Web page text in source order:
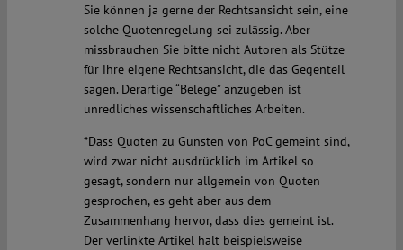
Sie können ja gerne der Rechtsansicht sein, eine
solche Quotenregelung sei zulässig. Aber
missbrauchen Sie bitte nicht Autoren als Stütze
für ihre eigene Rechtsansicht, die das Gegenteil
sagen. Derartige “Belege” anzugeben ist
unredliches wissenschaftliches Arbeiten.
*Dass Quoten zu Gunsten von PoC gemeint sind,
wird zwar nicht ausdrücklich im Artikel so
gesagt, sondern nur allgemein von Quoten
gesprochen, es geht aber aus dem
Zusammenhang hervor, dass dies gemeint ist.
Der verlinkte Artikel hält beispielsweise